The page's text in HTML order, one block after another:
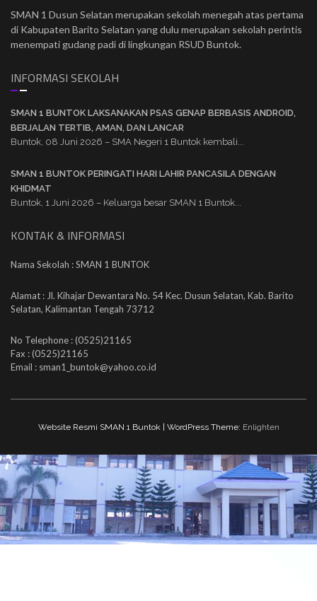
SMAN 1 Dusun Selatan merupakan sekolah menegah atas pertama
di Kabupaten Barito Selatan yang dulu merupakan sekolah perintis
menempati gudang padi di lingkungan RSUD Buntok.
INFORMASI SEKOLAH
SMAN 1 BUNTOK LAKSANAKAN PSAS GENAP BERBASIS ANDROID,
BERJALAN TERTIB, AMAN, DAN LANCAR
Buntok, 08 Juni 2026 – SMA Negeri 1 Buntok kembali...
SMAN 1 BUNTOK PERINGATI HARI LAHIR PANCASILA DENGAN
KHIDMAT
Buntok, 1 Juni 2026 – Keluarga besar SMAN 1 Buntok...
KONTAK & INFORMASI
Nama Sekolah : SMAN 1 BUNTOK
Alamat : Jl. Kihajar Dewantara No. 54 Kec. Dusun Selatan, Kab. Barito
Selatan, Kalimantan Tengah 73712
No Telephone : (0525)21165
Fax : (0525)21165
Email : sman1_buntok@yahoo.co.id
Website Resmi SMAN 1 Buntok | WordPress Theme: Enlighten